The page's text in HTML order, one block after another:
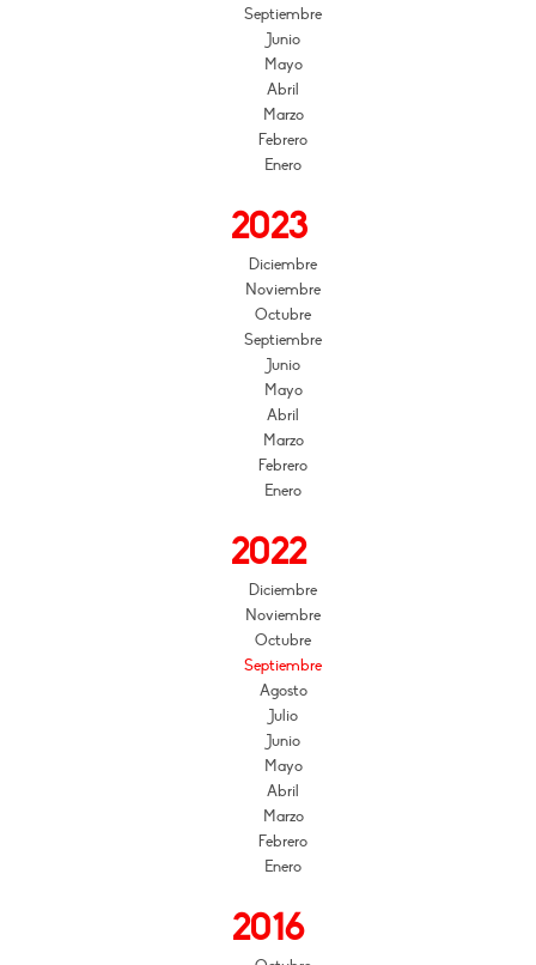
Septiembre
Junio
Mayo
Abril
Marzo
Febrero
Enero
2023
Diciembre
Noviembre
Octubre
Septiembre
Junio
Mayo
Abril
Marzo
Febrero
Enero
2022
Diciembre
Noviembre
Octubre
Septiembre
Agosto
Julio
Junio
Mayo
Abril
Marzo
Febrero
Enero
2016